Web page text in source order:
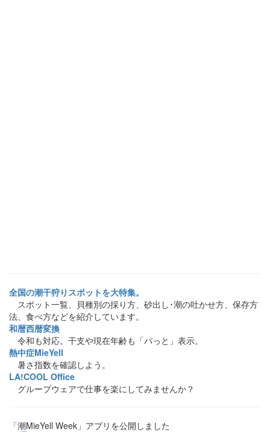
全国の潮干狩りスポットを大特集。
スポット一覧、貝種別の採り方、砂出し･潮の吐かせ方、保存方
法、食べ方などを紹介しています。
和暦西暦変換
令和も対応。干支や現在年齢も「パっと」表示。
熱中症MieYell
暑さ指数を確認しよう。
LA!COOL Office
グループウェアで仕事を楽にしてみませんか？
「潮MieYell Week」アプリを公開しました